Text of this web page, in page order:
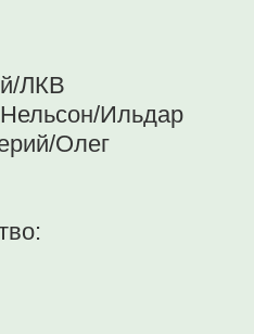
ЛКВ
Ильдар
Олег